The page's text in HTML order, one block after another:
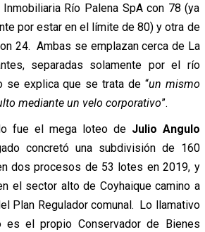
Río Palena SpA con 78 (ya
por estar en el límite de 80) y otra de
24. Ambas se emplazan cerca de La
separadas solamente por el río
se explica que se trata de “un mismo
mediante un velo corporativo”.
fue el mega loteo de Julio Angulo
concretó una subdivisión de 160
dos procesos de 53 lotes en 2019, y
el sector alto de Coyhaique camino a
Plan Regulador comunal. Lo llamativo
es el propio Conservador de Bienes